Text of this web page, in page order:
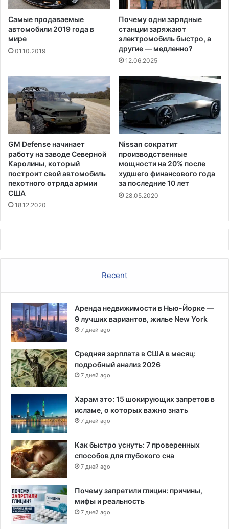
Самые продаваемые
автомобили 2019 года в
мире
01.10.2019
Почему одни зарядные
станции заряжают
электромобиль быстро, а
другие — медленно?
12.06.2025
GM Defense начинает
работу на заводе Северной
Каролины, который
построит свой автомобиль
пехотного отряда армии
США
18.12.2020
Nissan сократит
производственные
мощности на 20% после
худшего финансового года
за последние 10 лет
28.05.2020
Recent
Аренда недвижимости в Нью-Йорке —
9 лучших вариантов, жилье New York
7 дней ago
Средняя зарплата в США в месяц:
подробный анализ 2026
7 дней ago
Харам это: 15 шокирующих запретов в
исламе, о которых важно знать
7 дней ago
Как быстро уснуть: 7 проверенных
способов для глубокого сна
7 дней ago
Почему запретили глицин: причины,
мифы и реальность
7 дней ago